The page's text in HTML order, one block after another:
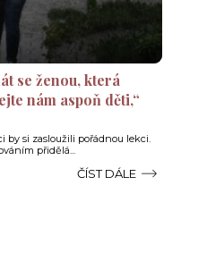
se ženou, která
nám aspoň děti,“
by si zasloužili pořádnou lekci.
přidělá...
ČÍST DÁLE